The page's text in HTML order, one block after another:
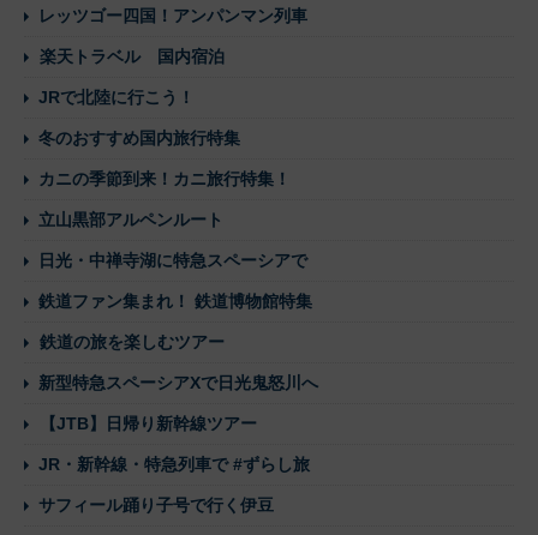
レッツゴー四国！アンパンマン列車
楽天トラベル 国内宿泊
JRで北陸に行こう！
冬のおすすめ国内旅行特集
カニの季節到来！カニ旅行特集！
立山黒部アルペンルート
日光・中禅寺湖に特急スペーシアで
鉄道ファン集まれ！ 鉄道博物館特集
鉄道の旅を楽しむツアー
新型特急スペーシアXで日光鬼怒川へ
【JTB】日帰り新幹線ツアー
JR・新幹線・特急列車で #ずらし旅
サフィール踊り子号で行く伊豆